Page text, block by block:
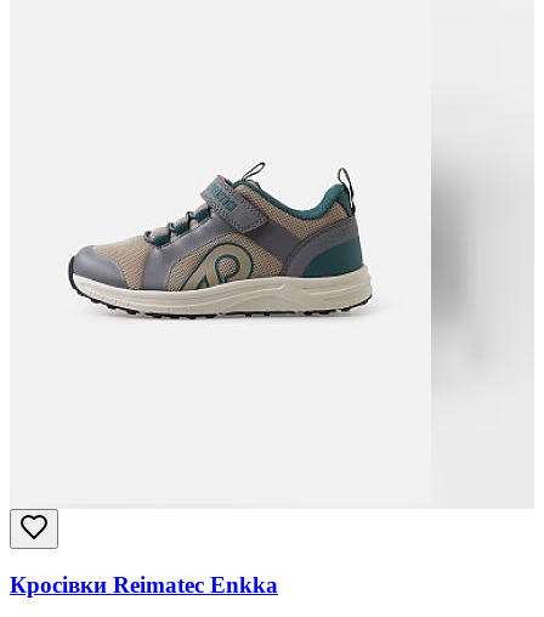
Кросівки Reimatec Enkka